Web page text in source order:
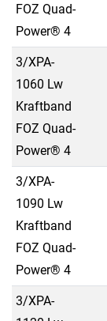
FOZ Quad-
Power® 4
3/XPA-
1060 Lw
Kraftband
FOZ Quad-
Power® 4
3/XPA-
1090 Lw
Kraftband
FOZ Quad-
Power® 4
3/XPA-